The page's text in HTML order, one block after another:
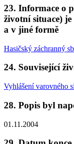
23. Informace o
životní situace)
a v jiné formě
Hasičský záchranný
24. Související
Vyhlášení varovného
28. Popis byl
01.11.2004